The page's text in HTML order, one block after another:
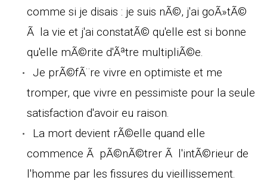
comme si je disais : je suis nÃ©, j'ai goÃ»tÃ©
Ã la vie et j'ai constatÃ© qu'elle est si bonne
qu'elle mÃ©rite d'Ãªtre multipliÃ©e.
Je prÃ©fÃ¨re vivre en optimiste et me
tromper, que vivre en pessimiste pour la seule
satisfaction d'avoir eu raison.
La mort devient rÃ©elle quand elle
commence Ã pÃ©nÃ©trer Ã l'intÃ©rieur de
l'homme par les fissures du vieillissement.